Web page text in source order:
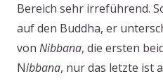
Bereich sehr irreführend.
auf den Buddha, er
von Nibbana, die ersten
Nibbana, nur das letzte ist